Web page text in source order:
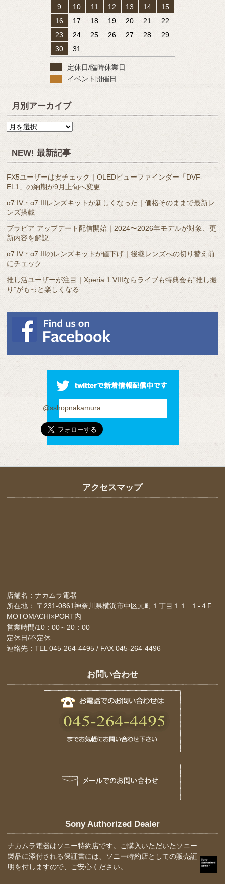
9
10 11 12 13 14
15
16
17 18 19 20 21
22
23
24 25 26 27 28
29
30
31
定休日/臨時休業日
イベント開催日
月別アーカイブ
月
ー
カ
イ
ブ
NEW! 最新記事
FX5ユーザーは要チェック｜OLEDビューファインダー「DVF-
EL1」の納期が9月上旬へ変更
α7 IV・α7 IIIレンズキットが新しくなった｜価格そのままで最新レ
ンズ搭載
ブラビア アップデート配信開始｜2024〜2026年モデルが対象、更
新内容を解説
α7 IV・α7 IIIのレンズキットが値下げ｜後継レンズへの切り替え前
にチェック
推し活ユーザーが注目｜Xperia 1 VIIIならライブも特典会も”推し撮
り”がもっと楽しくなる
@sshopnakamura
アクセスマップ
店舗名：ナカムラ電器
所在地： 〒231-0861神奈川県横浜市中区元町１丁目１１−１-４F
MOTOMACHI×PORT内
営業時間/10：00～20：00
定休日/不定休
連絡先：TEL 045-264-4495 / FAX 045-264-4496
お問い合わせ
Sony Authorized Dealer
ナカムラ電器はソニー特約店です。ご購入いただいたソニー
製品に添付される保証書には、ソニー特約店としての販売証
明を付しますので、ご安心ください。